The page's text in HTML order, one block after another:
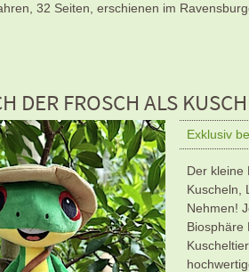
32 Seiten, erschienen im
DER FROSCH ALS
Exklusiv
Der kleine
Kuscheln,
Nehmen!
Biosphäre